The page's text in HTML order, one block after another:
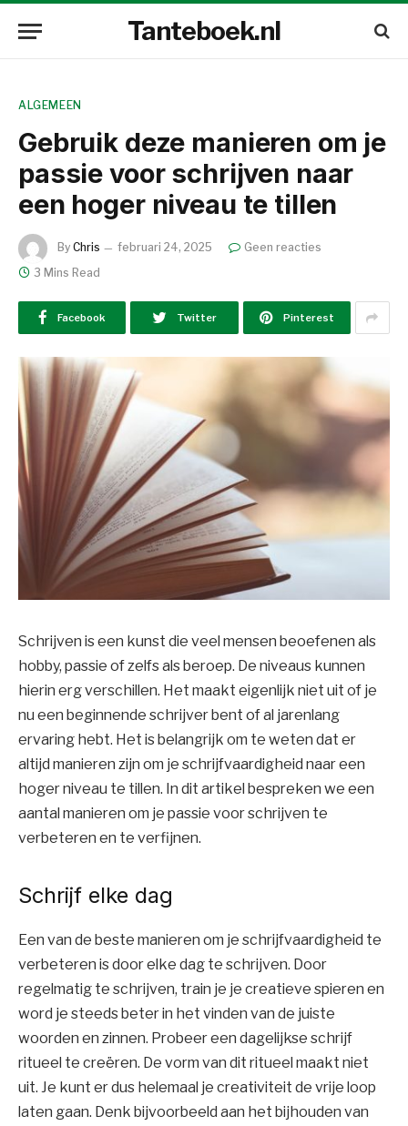
Tanteboek.nl
ALGEMEEN
Gebruik deze manieren om je
passie voor schrijven naar
een hoger niveau te tillen
By Chris februari 24, 2025
Geen reacties
3 Mins Read
Facebook Twitter Pinterest
Schrijven is een kunst die veel mensen beoefenen als
hobby, passie of zelfs als beroep. De niveaus kunnen
hierin erg verschillen. Het maakt eigenlijk niet uit of je
nu een beginnende schrijver bent of al jarenlang
ervaring hebt. Het is belangrijk om te weten dat er
altijd manieren zijn om je schrijfvaardigheid naar een
hoger niveau te tillen. In dit artikel bespreken we een
aantal manieren om je passie voor schrijven te
verbeteren en te verfijnen.
Schrijf elke dag
Een van de beste manieren om je schrijfvaardigheid te
verbeteren is door elke dag te schrijven. Door
regelmatig te schrijven, train je je creatieve spieren en
word je steeds beter in het vinden van de juiste
woorden en zinnen. Probeer een dagelijkse schrijf
ritueel te creëren. De vorm van dit ritueel maakt niet
uit. Je kunt er dus helemaal je creativiteit de vrije loop
laten gaan. Denk bijvoorbeeld aan het bijhouden van